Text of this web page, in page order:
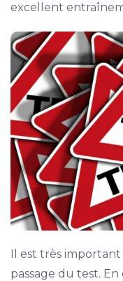
excellent
Il est très
passage du test.